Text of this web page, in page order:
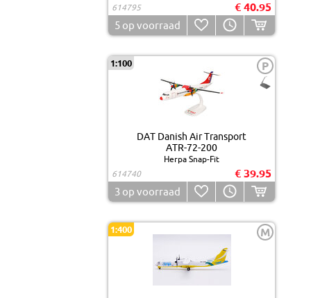
614795
€ 40.95
5 op voorraad
1:100 P
DAT Danish Air Transport
ATR-72-200
Herpa Snap-Fit
614740
€ 39.95
3 op voorraad
1:400 M